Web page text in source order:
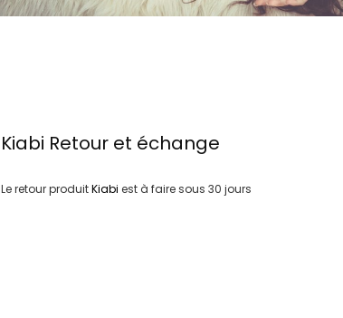
Kiabi Retour et échange
Le retour produitKiabi est à faire sous 30 jours